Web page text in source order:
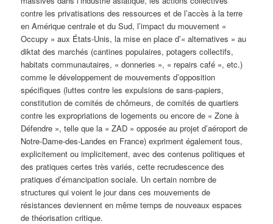
contre les privatisations des ressources et de l’accès à la terre
en Amérique centrale et du Sud, l’impact du mouvement «
Occupy » aux États-Unis, la mise en place d’« alternatives » au
diktat des marchés (cantines populaires, potagers collectifs,
habitats communautaires, « donneries », « repairs café », etc.)
comme le développement de mouvements d’opposition
spécifiques (luttes contre les expulsions de sans-papiers,
constitution de comités de chômeurs, de comités de quartiers
contre les expropriations de logements ou encore de « Zone à
Défendre », telle que la « ZAD » opposée au projet d’aéroport de
Notre-Dame-des-Landes en France) expriment également tous,
explicitement ou implicitement, avec des contenus politiques et
des pratiques certes très variés, cette recrudescence des
pratiques d’émancipation sociale. Un certain nombre de
structures qui voient le jour dans ces mouvements de
résistances deviennent en même temps de nouveaux espaces
de théorisation critique.